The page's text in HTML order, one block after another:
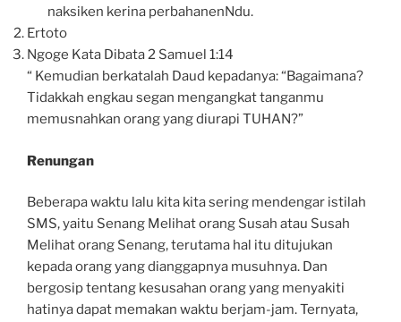
naksiken kerina perbahanenNdu.
Ertoto
Ngoge Kata Dibata 2 Samuel 1:14
“ Kemudian berkatalah Daud kepadanya: “Bagaimana?
Tidakkah engkau segan mengangkat tanganmu
memusnahkan orang yang diurapi TUHAN?”
Renungan
Beberapa waktu lalu kita kita sering mendengar istilah
SMS, yaitu Senang Melihat orang Susah atau Susah
Melihat orang Senang, terutama hal itu ditujukan
kepada orang yang dianggapnya musuhnya. Dan
bergosip tentang kesusahan orang yang menyakiti
hatinya dapat memakan waktu berjam-jam. Ternyata,